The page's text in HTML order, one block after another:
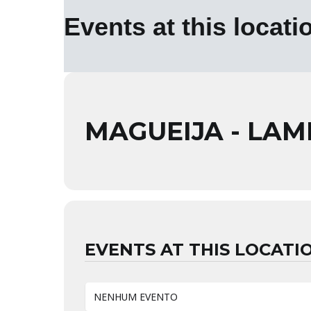
Events at this
MAGUEIJA -
EVENTS AT THIS
NENHUM EVENTO